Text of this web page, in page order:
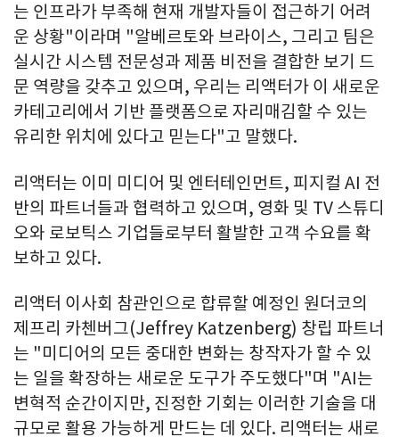
는 인프라가 부족해 현재 개발자들이 접근하기 어려
운 상황"이라며 "알베르토와 브라이스, 그리고 팀은
실시간 시스템 전문성과 제품 비전을 결합한 보기 드
문 역량을 갖추고 있으며, 우리는 리액터가 이 새로운
카테고리에서 기반 플랫폼으로 자리매김할 수 있는
유리한 위치에 있다고 믿는다"고 말했다.
리액터는 이미 미디어 및 엔터테인먼트, 피지컬 AI 전
반의 파트너들과 협력하고 있으며, 영화 및 TV 스튜디
오와 로보틱스 기업들로부터 활발한 고객 수요를 확
보하고 있다.
리액터 이사회 참관인으로 합류할 예정인 원더코의
제프리 카첸버그(Jeffrey Katzenberg) 창립 파트너
는 "미디어의 모든 중대한 변화는 창작자가 할 수 있
는 일을 확장하는 새로운 도구가 주도했다"며 "AI는
변혁적 순간이지만, 진정한 기회는 이러한 기술을 대
규모로 활용 가능하게 만드는 데 있다. 리액터는 새로